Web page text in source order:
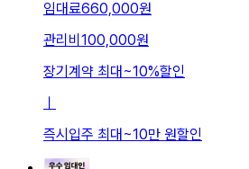
임대료660,000원
관리비 100,000원
장기계약 최대~10%할인
ㅣ
즉시입주 최대~10만 원할인